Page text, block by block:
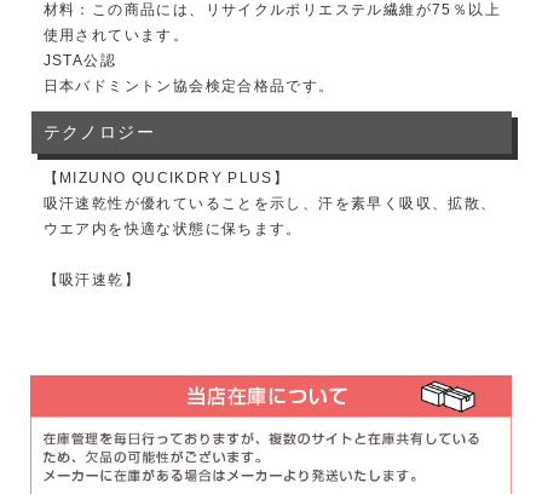
材料：この商品には、リサイクルポリエステル繊維が75％以上
使用されています。
JSTA公認
日本バドミントン協会検定合格品です。
テクノロジー
【MIZUNO QUCIKDRY PLUS】
吸汗速乾性が優れていることを示し、汗を素早く吸収、拡散、
ウエア内を快適な状態に保ちます。
【吸汗速乾】